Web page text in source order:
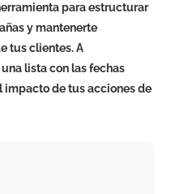
para estructurar
y mantenerte
tus clientes. A
lista con las fechas
impacto de tus acciones de